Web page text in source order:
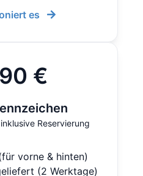
es
€
Reservierung
vorne & hinten)
(2 Werktage)